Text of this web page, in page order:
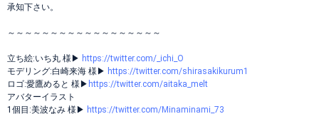
承知下さい。
～～～～～～～～～～～～～～～～～～
立ち絵:いち丸 様▶︎ https://twitter.com/_ichi_O
モデリング:白崎来海 様▶︎ https://twitter.com/shirasakikurum1
ロゴ:愛鷹めると 様▶︎ https://twitter.com/aitaka_melt
アバターイラスト
1個目:美波なみ 様▶︎ https://twitter.com/Minaminami_73